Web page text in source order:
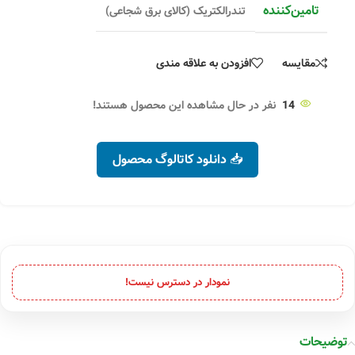
تامین‌کننده تندرالکتریک (کالای برق شجاعی)
مقایسه افزودن به علاقه مندی
14 نفر در حال مشاهده این محصول هستند!
📥 دانلود کاتالوگ محصول
نمودار در دسترس نیست!
توضیحات